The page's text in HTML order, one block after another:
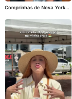
Comprinhas de Nova York